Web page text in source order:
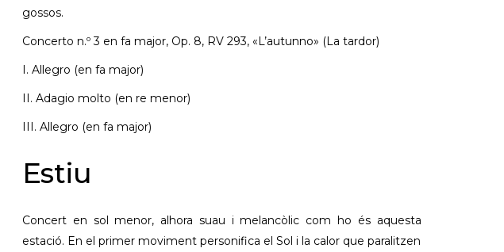
gossos.
Concerto n.º 3 en fa major, Op. 8, RV 293, «L’autunno» (La tardor)
I. Allegro (en fa major)
II. Adagio molto (en re menor)
III. Allegro (en fa major)
Estiu
Concert en sol menor, alhora suau i melancòlic com ho és aquesta
estació. En el primer moviment personifica el Sol i la calor que paralitzen